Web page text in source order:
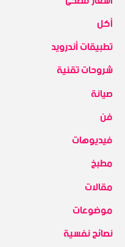
أكل
تطبيقات أندرويد
شروحات تقنية
صيانة
فن
فيديوهات
مطبخ
مقالات
موضوعات
نصائح نفسية